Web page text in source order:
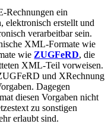
Rechnungen ein
elektronisch erstellt und
verarbeitbar sein.
XML-Formate wie
wie ZUGFeRD, die
XML-Teil vorweisen.
und XRechnung
Dagegen
diesen Vorgaben nicht
zu sonstigen
erlaubt sind.